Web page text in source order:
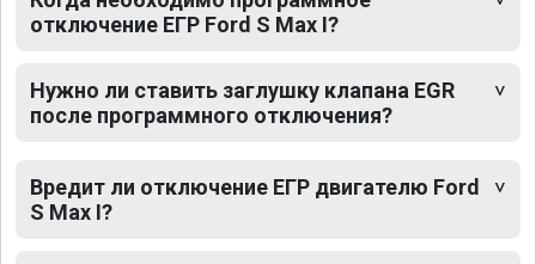
отключение ЕГР Ford S Max I?
Нужно ли ставить заглушку клапана EGR
после программного отключения?
Вредит ли отключение ЕГР двигателю Ford
S Max I?